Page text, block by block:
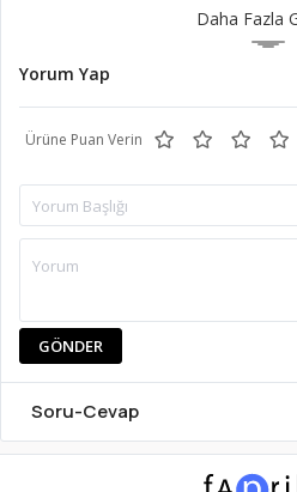
Daha Fazla
Yorum Yap
Ürüne Puan Verin
GÖNDER
Soru-Cevap